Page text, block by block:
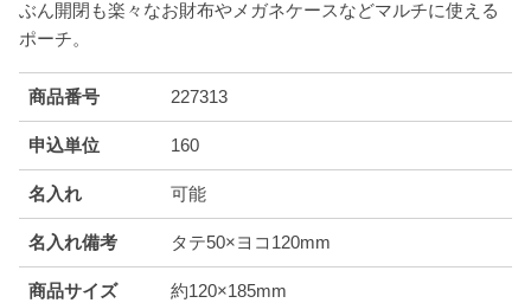
ぶん開閉も楽々なお財布やメガネケースなどマルチに使える
ポーチ。
商品番号 227313
申込単位 160
名入れ 可能
名入れ備考 タテ50×ヨコ120mm
商品サイズ 約120×185mm